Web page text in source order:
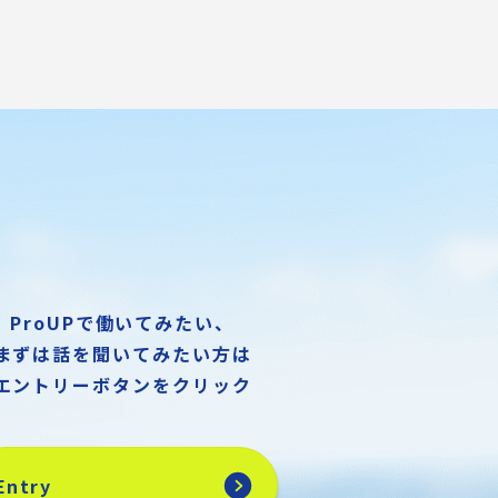
ProUPで働いてみたい、
ずは話を聞いてみたい方は
ントリーボタンをクリック